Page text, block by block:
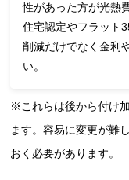
性があった方が光熱
住宅認定やフラット
削減だけでなく金利
い。
※これらは後から付け
ます。容易に変更が難
おく必要があります。